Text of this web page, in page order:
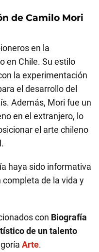
de Camilo Mori
en la
en Chile. Su estilo
la experimentación
el desarrollo del
Además, Mori fue un
en el extranjero, lo
el arte chileno
haya sido informativa
de la vida y
con Biografía
de un talento
Arte.